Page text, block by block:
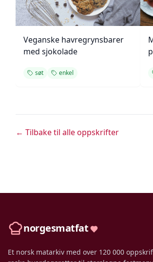
Veganske havregrynsbarer
med sjokolade
søt enkel
← Tilbake til alle oppskrifter
norgesmatfat
Et norsk matarkiv med over 120 000